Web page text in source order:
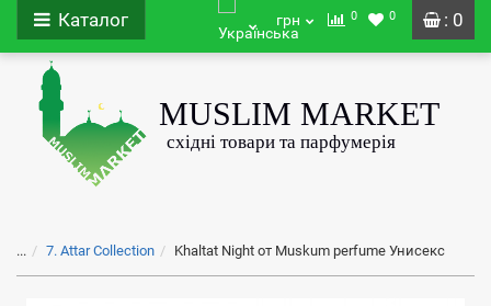
: 0
Каталог грн 0 0
... 7. Attar Collection Khaltat Night от Muskum perfume Унисекс